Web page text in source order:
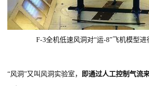
F-3全机低速风洞对“运-8”飞机模型进
“风洞”又叫风洞实验室， 即通过人工控制气流